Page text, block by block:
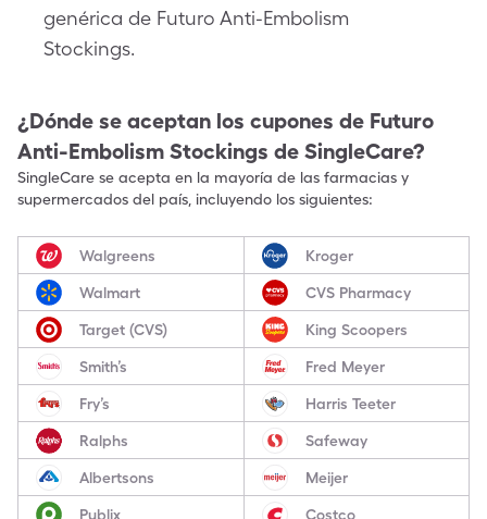
genérica de Futuro Anti-Embolism
Stockings.
¿Dónde se aceptan los cupones de Futuro
Anti-Embolism Stockings de SingleCare?
SingleCare se acepta en la mayoría de las farmacias y
supermercados del país, incluyendo los siguientes:
Walgreens Kroger
Walmart CVS Pharmacy
Target (CVS) King Scoopers
Smith’s Fred Meyer
Fry’s Harris Teeter
Ralphs Safeway
Albertsons Meijer
Publix Costco